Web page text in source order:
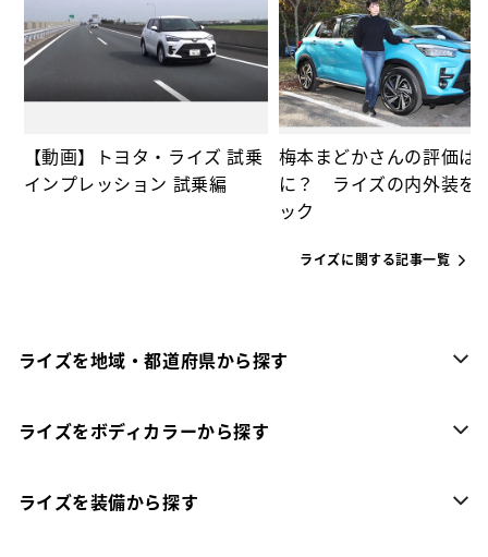
【動画】トヨタ・ライズ 試乗
インプレッション 試乗編
梅本まどかさんの評価は
に？ ライズの内外装を
ック
ライズに関する記事一覧
ライズを地域・都道府県から探す
ライズをボディカラーから探す
ライズを装備から探す